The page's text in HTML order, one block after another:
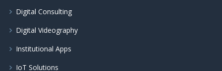
Digital Consulting
Digital Videography
Institutional Apps
IoT Solutions